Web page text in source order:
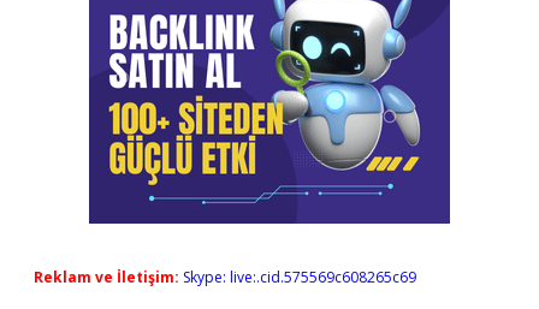
Reklam ve İletişim: Skype: live:.cid.575569c608265c69